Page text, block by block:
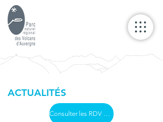
ACTUALITÉS
Consulter les RDV du Parc